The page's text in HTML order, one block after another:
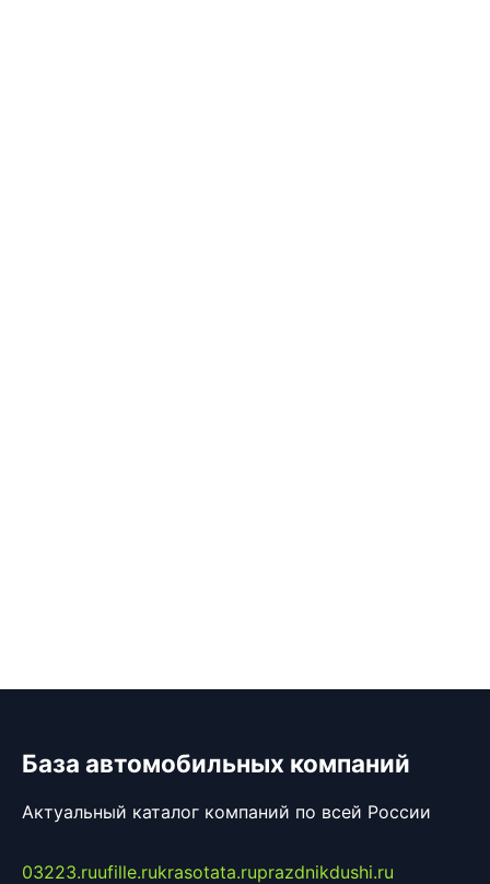
База автомобильных компаний
Актуальный каталог компаний по всей России
03223.ruufille.rukrasotata.ruprazdnikdushi.ru